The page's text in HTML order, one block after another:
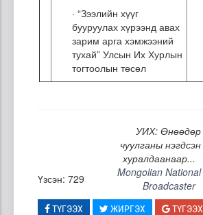
· “Зээлийн хүүг
бууруулах хүрээнд авах
зарим арга хэмжээний
тухай” Улсын Их Хурлын
тогтоолын төсөл
УИХ: Өнөөдөр
чуулганы нэгдсэн
хуралдаанаар...
Үзсэн: 729
Mongolian National
Broadcaster
ТҮГЭЭХ ЖИРГЭХ ТҮГЭЭХ